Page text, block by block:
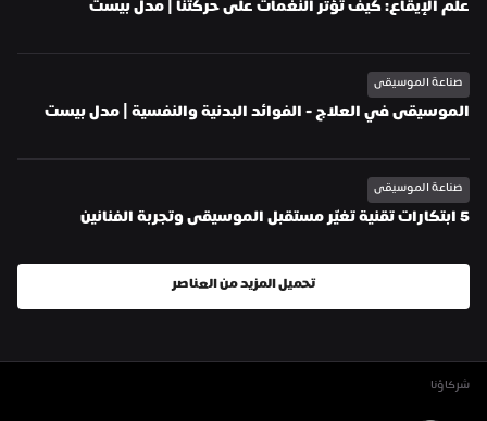
علم الإيقاع: كيف تؤثر النغمات على حركتنا | مدل بيست
صناعة الموسيقى
الموسيقى في العلاج - الفوائد البدنية والنفسية | مدل بيست
صناعة الموسيقى
5 ابتكارات تقنية تغيّر مستقبل الموسيقى وتجربة الفنانين
تحميل المزيد من العناصر
شركاؤنا